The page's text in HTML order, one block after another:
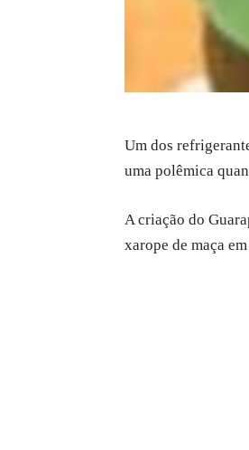
Um dos
uma polêmica
A criação do
xarope de maça